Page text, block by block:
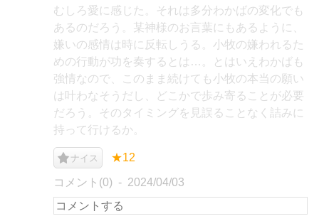
むしろ愛に感じた。それは多分わかばの変化でも
あるのだろう。某神様のお言葉にもあるように、
嫌いの感情は時に反転しうる。小牧の嫌われるた
めの行動が功を奏するとは…。とはいえわかばも
強情なので、このまま続けても小牧の本当の願い
は叶わなそうだし、どこかで歩み寄ることが必要
だろう。そのタイミングを見誤ることなく詰みに
持って行けるか。
ナイス ★12
コメント(0) 2024/04/03